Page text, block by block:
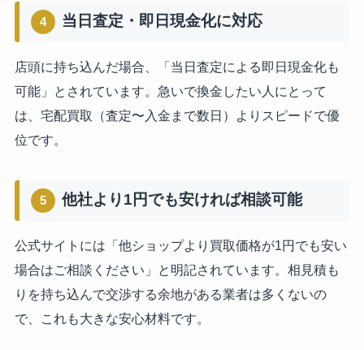
4 当日査定・即日現金化に対応
店頭に持ち込んだ場合、「当日査定による即日現金化も
可能」とされています。急いで換金したい人にとって
は、宅配買取（査定〜入金まで数日）よりスピードで優
位です。
5 他社より1円でも安ければ相談可能
公式サイトには「他ショップより買取価格が1円でも安い
場合はご相談ください」と明記されています。相見積も
りを持ち込んで交渉する余地がある業者は多くないの
で、これも大きな安心材料です。